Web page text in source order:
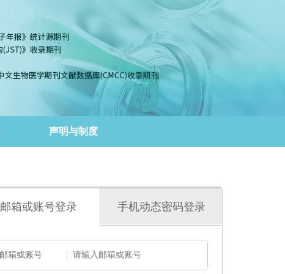
声明与制度
邮箱或账号登录 手机动态密码登录
邮箱或账号